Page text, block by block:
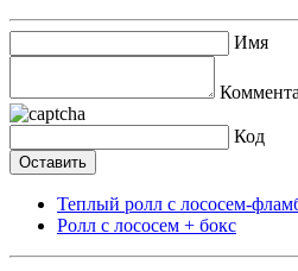
Имя
Код
Теплый ролл с лососем-
Ролл с лососем + бокс